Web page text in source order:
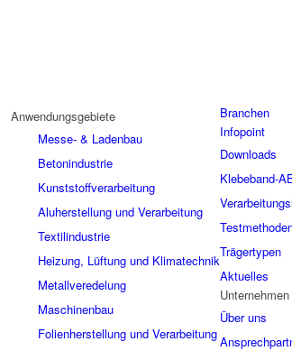
Branchen
Anwendungsgebiete
Messe- & Ladenbau
Betonindustrie
Kunststoffverarbeitung
Aluherstellung und Verarbeitung
Textilindustrie
Heizung, Lüftung und Klimatechnik
Metallveredelung
Maschinenbau
Folienherstellung und Verarbeitung
Infopoint
Downloads
Klebeband-
Trägertypen
Aktuelles
Unternehmen
Über uns